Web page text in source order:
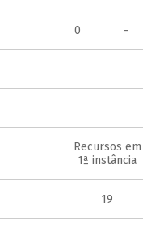
0 -
Recursos em
1ª instância
19